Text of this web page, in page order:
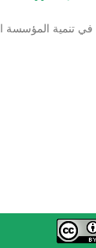
تنمية المؤسسة